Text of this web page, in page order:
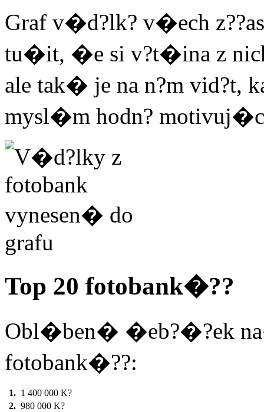
Graf v�d?lk? v�ech
tu�it, �e si v?t�ina z
ale tak� je na n?m vid?t,
mysl�m hodn?
Top 20 fotobank�??
Obl�ben� �eb?�?ek
fotobank�??:
1. 1 400 000 K?
2. 980 000 K?